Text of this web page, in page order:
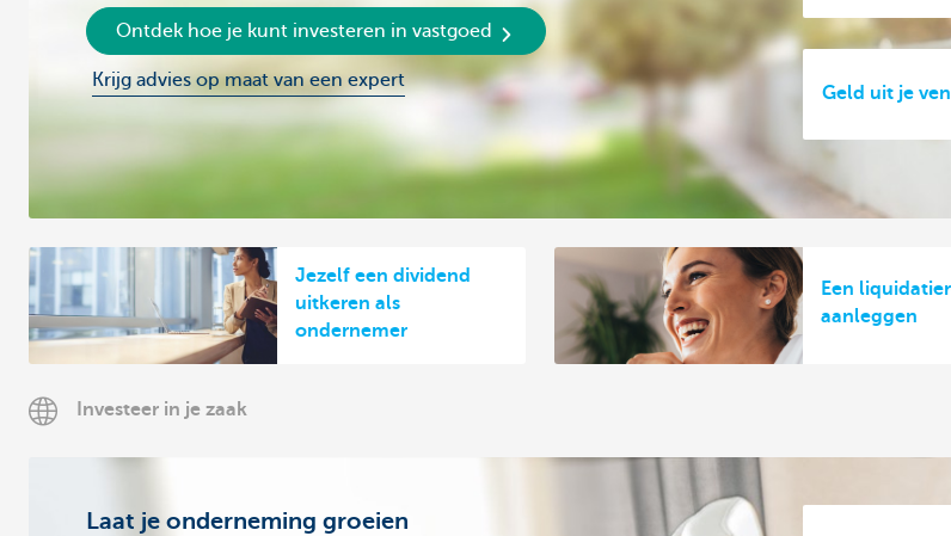
Ontdek hoe je kunt investeren in vastgoed
Krijg advies op maat van een expert
Geld uit je
Jezelf een dividend
uitkeren als
ondernemer
Een
aanleggen
Investeer in je zaak
Laat je onderneming groeien